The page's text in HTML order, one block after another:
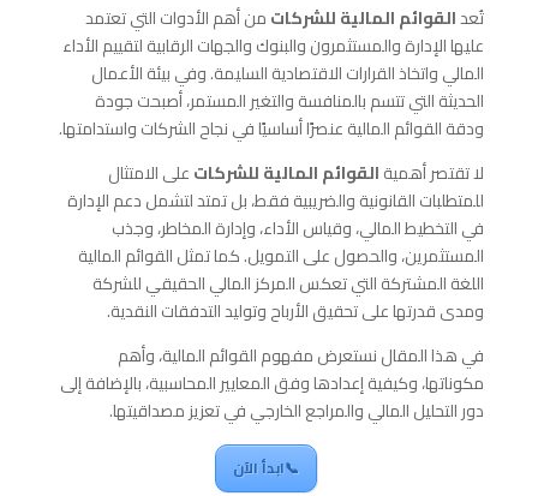
تُعدالقوائم المالية للشركاتمن أهم الأدوات التي تعتمد
عليها الإدارة والمستثمرون والبنوك والجهات الرقابية لتقييم الأداء
المالي واتخاذ القرارات الاقتصادية السليمة. وفي بيئة الأعمال
الحديثة التي تتسم بالمنافسة والتغير المستمر، أصبحت جودة
ودقة القوائم المالية عنصرًا أساسيًا في نجاح الشركات واستدامتها.
لا تقتصر أهميةالقوائم المالية للشركاتعلى الامتثال
للمتطلبات القانونية والضريبية فقط، بل تمتد لتشمل دعم الإدارة
في التخطيط المالي، وقياس الأداء، وإدارة المخاطر، وجذب
المستثمرين، والحصول على التمويل. كما تمثل القوائم المالية
اللغة المشتركة التي تعكس المركز المالي الحقيقي للشركة
ومدى قدرتها على تحقيق الأرباح وتوليد التدفقات النقدية.
في هذا المقال نستعرض مفهوم القوائم المالية، وأهم
مكوناتها، وكيفية إعدادها وفق المعايير المحاسبية، بالإضافة إلى
دور التحليل المالي والمراجع الخارجي في تعزيز مصداقيتها.
📞ابدأ الآن